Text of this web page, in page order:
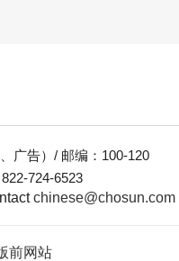
广告）/ 邮编：100-120
724-6523
chinese@chosun.com
前网站